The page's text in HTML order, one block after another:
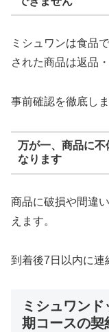
ミシュワンは食品
された商品は返品
事前確認を徹底しま
万が一、商品に不
なります
商品に破損や間違
えます。
到着後7日以内に連
ミシュワン
期コースの契